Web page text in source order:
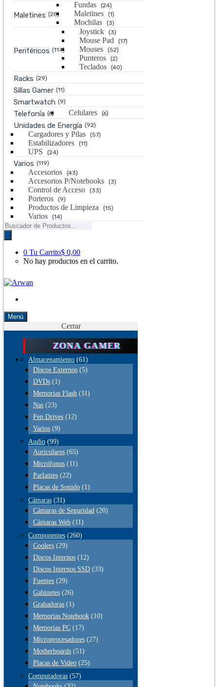
Maletines (28)
Fundas (24)
Maletines (1)
Mochilas (3)
Periféricos (114)
Joystick (3)
Mouse Pad (17)
Mouses (52)
Punteros (2)
Teclados (40)
Racks (29)
Sillas Gamer (11)
Smartwatch (9)
Telefonía (6) Celulares (6)
Unidades de Energía (92)
Cargadores y Pilas (57)
Estabilizadores (11)
UPS (24)
Varios (119)
Accesorios (43)
Accesorios P/Notebooks (3)
Control de Acceso (33)
Porteros (9)
Productos de Limpieza (15)
Varios (14)
Búsqueda
de
productos
0 Tu Carrito$ 0,00
No hay productos en el carrito.
Menú
Cerrar
ZONA GAMER
Almacenamiento (61)
Discos Externos (5)
DVDs (1)
Memorias Flash (11)
Nas (23)
Pen Drives (12)
Varios (9)
Audio (99)
Auriculares (65)
Micrófonos (11)
Parlantes (22)
Placas de Sonido (1)
Cámaras (31)
Cámaras de Seguridad (20)
Cámaras Web (11)
Componentes (260)
Coolers (29)
Discos Internos (12)
Discos Internos SSD (33)
Fuentes (29)
Gabinetes (26)
Grabadoras (1)
Memorias Notebook (10)
Memorias PC (17)
Microprocesadores (27)
Motherboards (51)
Placas de Video (25)
Computadoras (57)